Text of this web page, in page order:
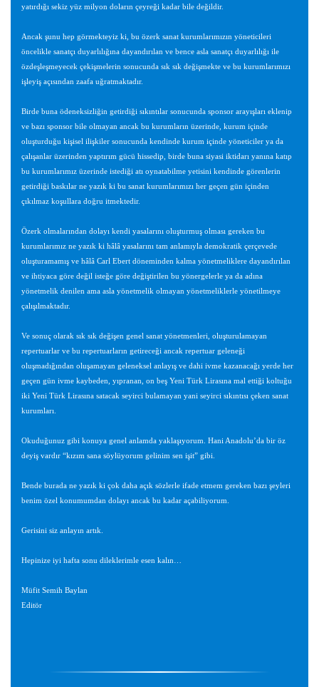
yatırdığı sekiz yüz milyon doların çeyreği kadar bile değildir.
Ancak şunu hep görmekteyiz ki, bu özerk sanat kurumlarımızın yöneticileri
öncelikle sanatçı duyarlılığına dayandırılan ve bence asla sanatçı duyarlılığı ile
özdeşleşmeyecek çekişmelerin sonucunda sık sık değişmekte ve bu kurumlarımızı
işleyiş açısından zaafa uğratmaktadır.
Birde buna ödeneksizliğin getirdiği sıkıntılar sonucunda sponsor arayışları eklenip
ve bazı sponsor bile olmayan ancak bu kurumların üzerinde, kurum içinde
oluşturduğu kişisel ilişkiler sonucunda kendinde kurum içinde yöneticiler ya da
çalışanlar üzerinden yaptırım gücü hissedip, birde buna siyasi iktidarı yanına katıp
bu kurumlarımız üzerinde istediği atı oynatabilme yetisini kendinde görenlerin
getirdiği baskılar ne yazık ki bu sanat kurumlarımızı her geçen gün içinden
çıkılmaz koşullara doğru itmektedir.
Özerk olmalarından dolayı kendi yasalarını oluşturmuş olması gereken bu
kurumlarımız ne yazık ki hâlâ yasalarını tam anlamıyla demokratik çerçevede
oluşturamamış ve hâlâ Carl Ebert döneminden kalma yönetmeliklere dayandırılan
ve ihtiyaca göre değil isteğe göre değiştirilen bu yönergelerle ya da adına
yönetmelik denilen ama asla yönetmelik olmayan yönetmeliklerle yönetilmeye
çalışılmaktadır.
Ve sonuç olarak sık sık değişen genel sanat yönetmenleri, oluşturulamayan
repertuarlar ve bu repertuarların getireceği ancak repertuar geleneği
oluşmadığından oluşamayan geleneksel anlayış ve dahi ivme kazanacağı yerde her
geçen gün ivme kaybeden, yıpranan, on beş Yeni Türk Lirasına mal ettiği koltuğu
iki Yeni Türk Lirasına satacak seyirci bulamayan yani seyirci sıkıntısı çeken sanat
kurumları.
Okuduğunuz gibi konuya genel anlamda yaklaşıyorum. Hani Anadolu’da bir öz
deyiş vardır “kızım sana söylüyorum gelinim sen işit” gibi.
Bende burada ne yazık ki çok daha açık sözlerle ifade etmem gereken bazı şeyleri
benim özel konumumdan dolayı ancak bu kadar açabiliyorum.
Gerisini siz anlayın artık.
Hepinize iyi hafta sonu dileklerimle esen kalın…
Müfit Semih Baylan
Editör